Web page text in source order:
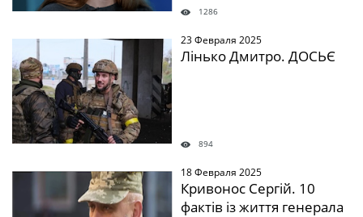
1286
23 Февраля 2025
Лінько Дмитро. ДОСЬЄ
894
18 Февраля 2025
Кривонос Сергій. 10
фактів із життя генерала